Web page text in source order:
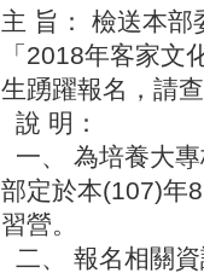
主 旨： 檢送本部
「2018年客家
生踴躍報名，請
說 明：
一、 為培養大
部定於本(107)年
習營。
二、 報名相關